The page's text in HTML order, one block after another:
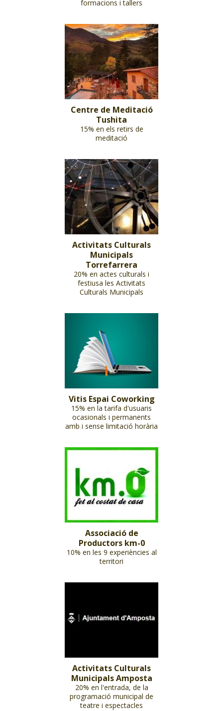
formacions i tallers
Centre de Meditació
Tushita
15% en els retirs de
meditació
Activitats Culturals
Municipals
Torrefarrera
20% en actes culturals i
festiusa les Activitats
Culturals Municipals
Vitis Espai Coworking
15% en la tarifa d'usuaris
ocasionals i permanents
amb i sense limitació horària
Associació de
Productors km-0
10% en les 9 experiències al
territori
Activitats Culturals
Municipals Amposta
20% en l'entrada, de la
programació municipal de
teatre i espectacles